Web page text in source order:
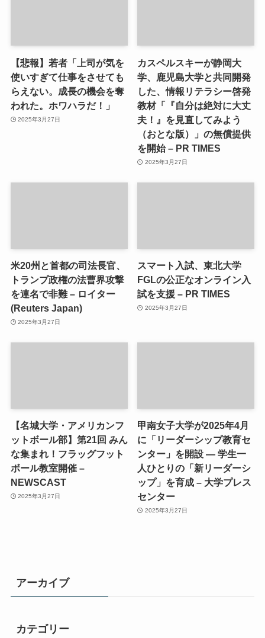
【悲報】若者「上司が気を
使いすぎて仕事をさせても
らえない。成長の機会を奪
われた。ホワハラだ！」
2025年3月27日
カスペルスキーが静岡大
学、鹿児島大学と共同開発
した、情報リテラシー啓発
教材「『自分は絶対に大丈
夫！』を見直してみよう
（おとな版）」の無償提供
を開始 – PR TIMES
2025年3月27日
米20州と首都の司法長官、
トランプ政権の法曹界攻撃
を連名で非難 – ロイター
(Reuters Japan)
2025年3月27日
スマート入試、東北大学
FGLの公正なオンライン入
試を支援 – PR TIMES
2025年3月27日
【名城大学・アメリカンフ
ットボール部】第21回 みん
な集まれ！フラッグフット
ボール教室開催 –
NEWSCAST
2025年3月27日
甲南女子大学が2025年4月
に「リーダーシップ教育セ
ンター」を開設 ― 学生一
人ひとりの「新リーダーシ
ップ」を育成 – 大学プレス
センター
2025年3月27日
アーカイブ
カテゴリー